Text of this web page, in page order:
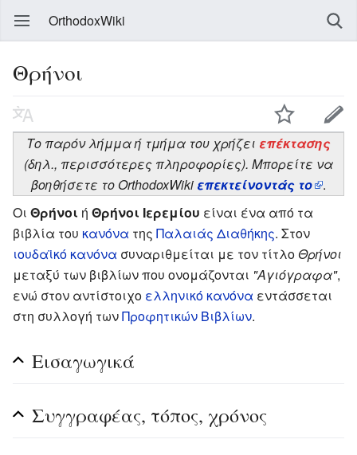
OrthodoxWiki
Θρήνοι
Το παρόν λήμμα ή τμήμα του χρήζει επέκτασης
(δηλ., περισσότερες πληροφορίες). Μπορείτε να
βοηθήσετε το OrthodoxWiki επεκτείνοντάς το
.
Οι Θρήνοι ή Θρήνοι Ιερεμίου είναι ένα από τα
βιβλία του κανόνα της Παλαιάς Διαθήκης. Στον
ιουδαϊκό κανόνα συναριθμείται με τον τίτλο Θρήνοι
μεταξύ των βιβλίων που ονομάζονται "Αγιόγραφα",
ενώ στον αντίστοιχο ελληνικό κανόνα εντάσσεται
στη συλλογή τωνΠροφητικών Βιβλίων.
Εισαγωγικά
Συγγραφέας, τόπος, χρόνος